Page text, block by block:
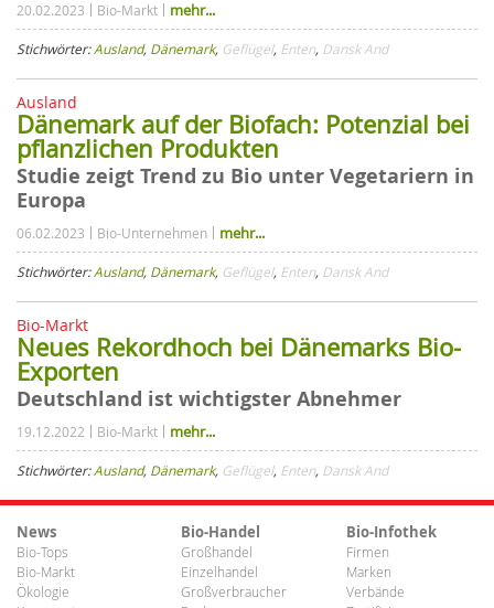
20.02.2023 Bio-Markt mehr...
Stichwörter:Ausland, Dänemark, Geflügel, Enten, Dansk And
Ausland
Dänemark auf der Biofach: Potenzial bei
pflanzlichen Produkten
Studie zeigt Trend zu Bio unter Vegetariern in
Europa
06.02.2023 Bio-Unternehmen mehr...
Stichwörter:Ausland, Dänemark, Geflügel, Enten, Dansk And
Bio-Markt
Neues Rekordhoch bei Dänemarks Bio-
Exporten
Deutschland ist wichtigster Abnehmer
19.12.2022 Bio-Markt mehr...
Stichwörter:Ausland, Dänemark, Geflügel, Enten, Dansk And
News
Bio-Tops
Bio-Markt
Ökologie
Bio-Handel
Großhandel
Einzelhandel
Großverbraucher
Bio-Infothek
Firmen
Marken
Verbände